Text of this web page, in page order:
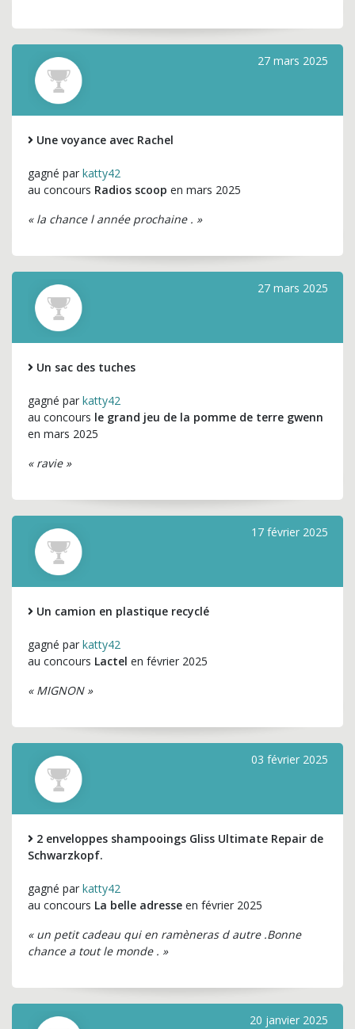
27 mars 2025
Une voyance avec Rachel
gagné par katty42
au concours Radios scoop en mars 2025
« la chance l année prochaine . »
27 mars 2025
Un sac des tuches
gagné par katty42
au concours le grand jeu de la pomme de terre gwenn
en mars 2025
« ravie »
17 février 2025
Un camion en plastique recyclé
gagné par katty42
au concours Lactel en février 2025
« MIGNON »
03 février 2025
2 enveloppes shampooings Gliss Ultimate Repair de
Schwarzkopf.
gagné par katty42
au concours La belle adresse en février 2025
« un petit cadeau qui en ramèneras d autre .Bonne
chance a tout le monde . »
20 janvier 2025